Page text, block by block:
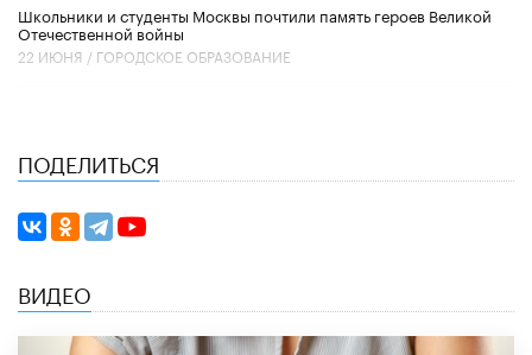
Школьники и студенты Москвы почтили память героев Великой
Отечественной войны
22 ИЮНЯ / ГОРОДСКОЕ ОБРАЗОВАНИЕ
ПОДЕЛИТЬСЯ
ВИДЕО